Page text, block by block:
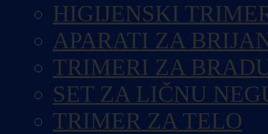
HIGIJENSKI
APARATI ZA
TRIMERI ZA
SET ZA LIČNU
TRIMER ZA TELO